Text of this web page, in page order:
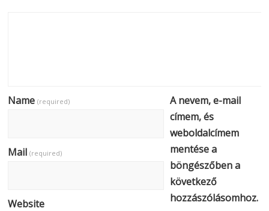
Name(required)
Mail(required)
Website
A nevem, e-mail
címem, és
weboldalcímem
mentése a
böngészőben a
következő
hozzászólásomhoz.